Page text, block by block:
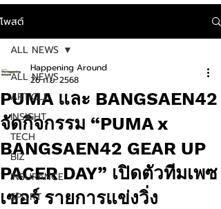
โพสต์
ALL NEWS
ARTICLE
INSIGHT
TECH
BIZ
INSURANCE
SPORT
ALL NEWS
PUMA และ BANGSAEN42
จัดกิจกรรม “PUMA x
BANGSAEN42 GEAR UP
PACER DAY” เปิดตัวทีมเพซ
เซอร์ รายการแข่งวิ่ง
Happening Around
26 ก.ย. 2568